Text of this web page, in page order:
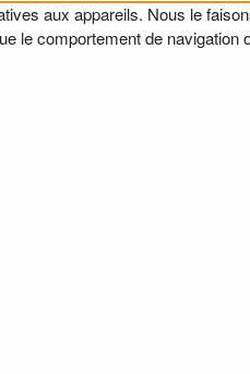
aux appareils. Nous le
comportement de